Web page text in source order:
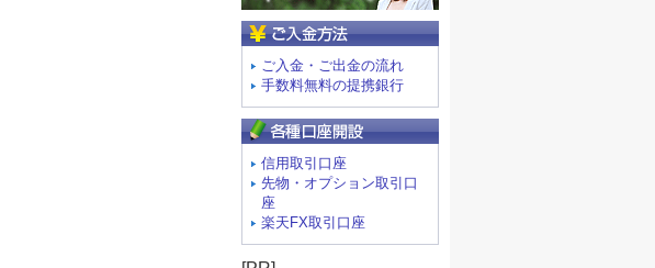
ご入金・ご出金の流れ
手数料無料の提携銀行
信用取引口座
先物・オプション取引口
座
楽天FX取引口座